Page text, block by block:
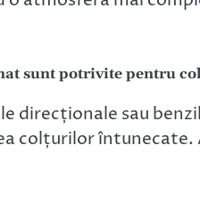
sunt potrivite pentru
direcționale sau
colțurilor întunecate.